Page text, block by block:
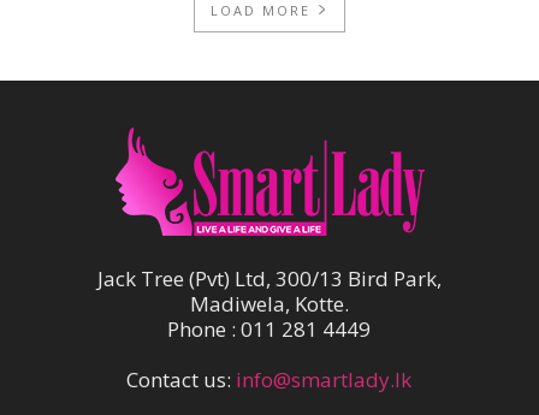
LOAD MORE
Jack Tree (Pvt) Ltd, 300/13 Bird Park,
Madiwela, Kotte.
Phone : 011 281 4449
Contact us: info@smartlady.lk